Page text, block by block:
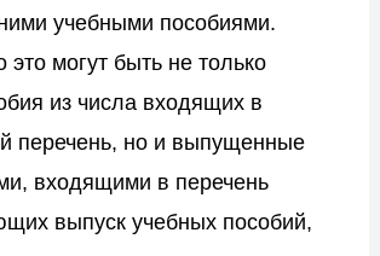
учебными пособиями.
это могут быть не только
из числа входящих в
перечень, но и выпущенные
входящими в перечень
выпуск учебных пособий,